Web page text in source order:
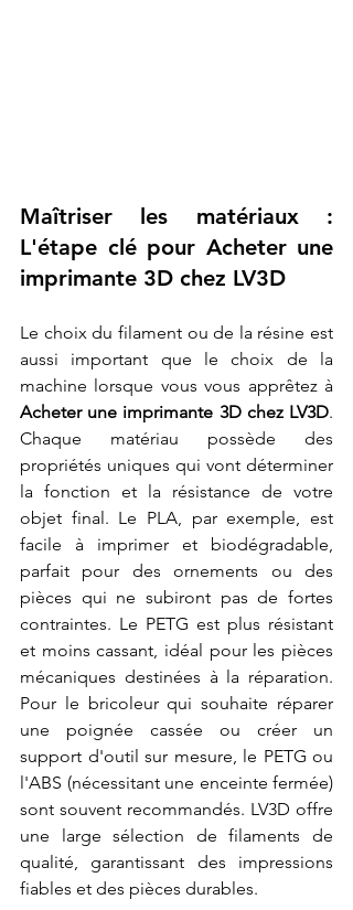
Maîtriser les matériaux :
L'étape clé pour Acheter une
imprimante 3D chez LV3D
Le choix du filament ou de la résine est
aussi important que le choix de la
Acheter une imprimante 3D chez LV3D.
Chaque matériau possède des
propriétés uniques qui vont déterminer
la fonction et la résistance de votre
objet final. Le PLA, par exemple, est
facile à imprimer et biodégradable,
parfait pour des ornements ou des
pièces qui ne subiront pas de fortes
contraintes. Le PETG est plus résistant
et moins cassant, idéal pour les pièces
mécaniques destinées à la réparation.
Pour le bricoleur qui souhaite réparer
une poignée cassée ou créer un
support d'outil sur mesure, le PETG ou
l'ABS (nécessitant une enceinte fermée)
sont souvent recommandés. LV3D offre
une large sélection de filaments de
qualité, garantissant des impressions
fiables et des pièces durables.